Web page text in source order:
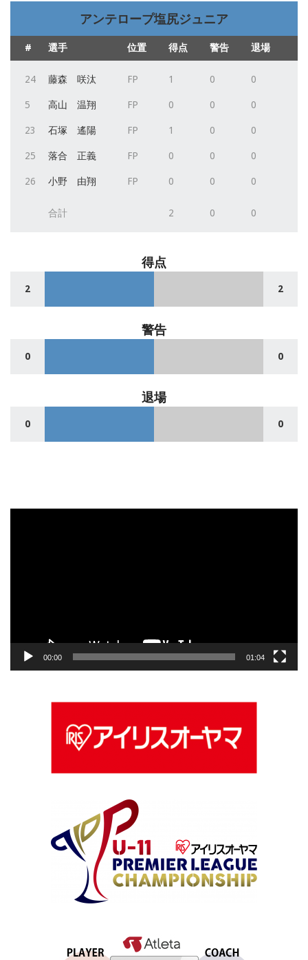
アンテロープ塩尻ジュニア
# 選手 位置 得点 警告 退場
24 藤森 咲汰 FP 1 0 0
5 高山 温翔 FP 0 0 0
23 石塚 遙陽 FP 1 0 0
25 落合 正義 FP 0 0 0
26 小野 由翔 FP 0 0 0
合計 2 0 0
得点
2 2
警告
0 0
退場
0 0
00:00 01:04